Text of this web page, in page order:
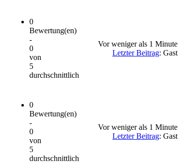
0
Bewertung(en)
-
0
von
5
durchschnittlich
Vor weniger als 1 Minute
Letzter Beitrag: Gast
0
Bewertung(en)
-
0
von
5
durchschnittlich
Vor weniger als 1 Minute
Letzter Beitrag: Gast